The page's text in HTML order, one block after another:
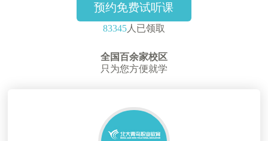
预约免费试听课
83345 人已领取
全国百余家校区
只为您方便就学